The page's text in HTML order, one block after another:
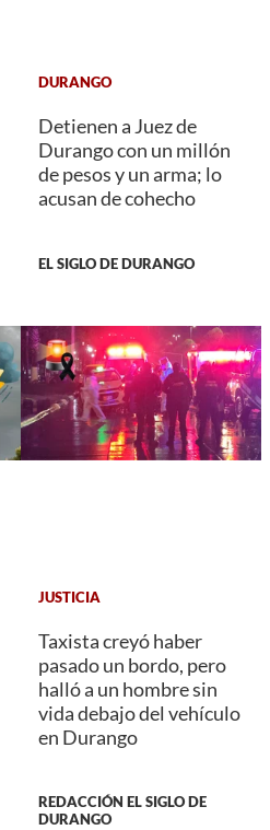
DURANGO
Detienen a Juez de
Durango con un millón
de pesos y un arma; lo
acusan de cohecho
EL SIGLO DE DURANGO
JUSTICIA
Taxista creyó haber
pasado un bordo, pero
halló a un hombre sin
vida debajo del vehículo
en Durango
REDACCIÓN EL SIGLO DE
DURANGO